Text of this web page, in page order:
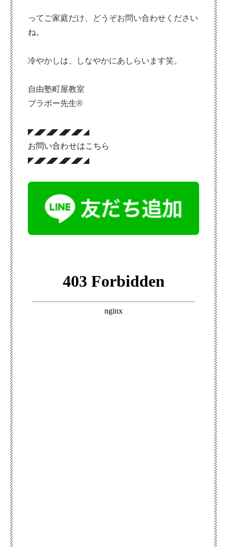
ってご家庭だけ、どうぞお問い合わせください
ね。
冷やかしは、しなやかにあしらいます笑。
自由塾町屋教室
ブラボー先生®
◤◢◤◢◤◢◤◢◤◢
お問い合わせはこちら
◤◢◤◢◤◢◤◢◤◢